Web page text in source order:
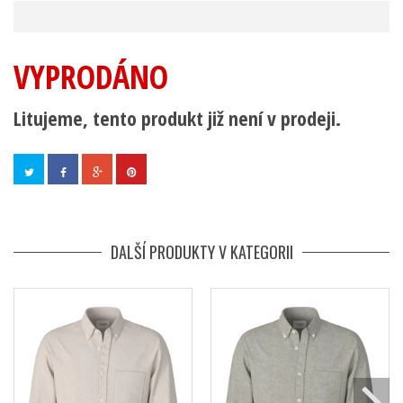
VYPRODÁNO
Litujeme, tento produkt již není v prodeji.
DALŠÍ PRODUKTY V KATEGORII